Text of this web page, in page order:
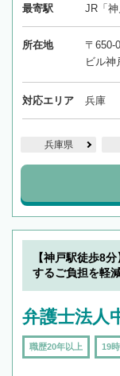
最寄駅 JR「
所在地
〒650-
ビル神
対応エリア 兵庫
兵庫県
【神戸駅徒歩8
するご負担を軽
弁護士法人
職歴20年以上 19